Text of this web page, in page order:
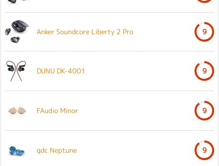
Anker Soundcore Liberty 2 Pro 9
DUNU DK-4001 9
FAudio Minor 9
qdc Neptune 9